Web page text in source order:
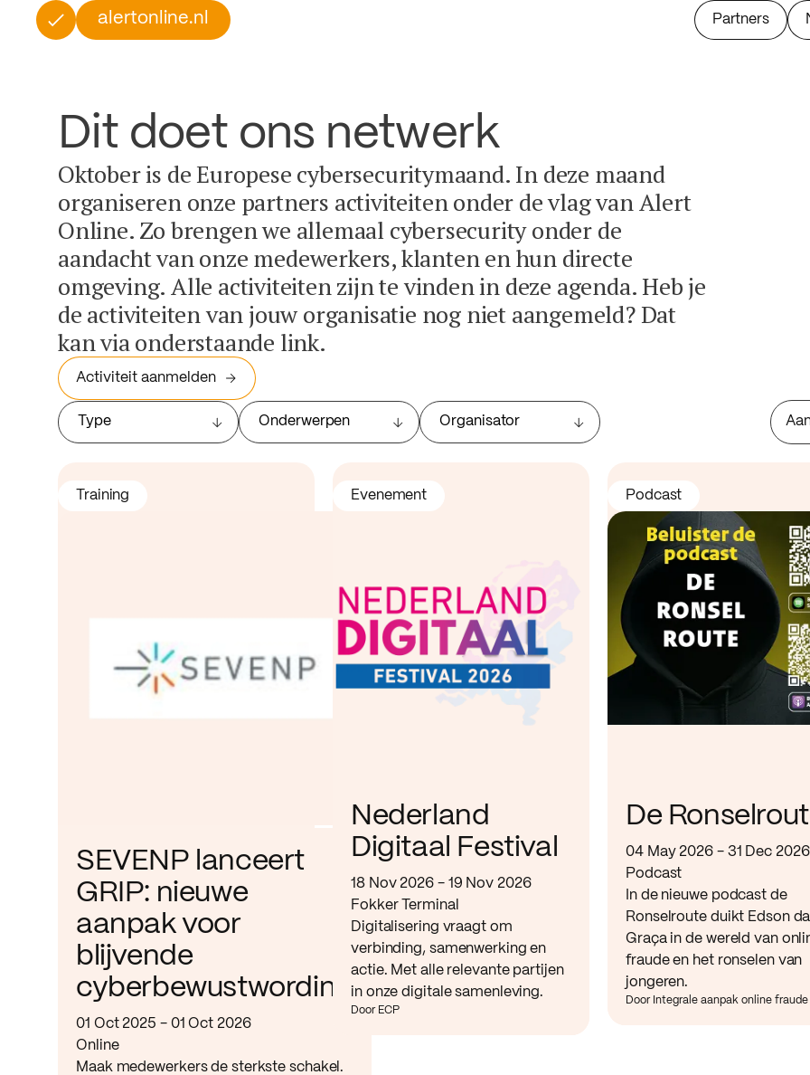
alertonline.nl Partners
Dit doet ons netwerk
Oktober is de Europese cybersecuritymaand. In deze maand
organiseren onze partners activiteiten onder de vlag van Alert
Online. Zo brengen we allemaal cybersecurity onder de
aandacht van onze medewerkers, klanten en hun directe
omgeving. Alle activiteiten zijn te vinden in deze agenda. Heb je
de activiteiten van jouw organisatie nog niet aangemeld? Dat
kan via onderstaande link.
Activiteit aanmelden
Type Onderwerpen Organisator
SEVENP lanceert
GRIP: nieuwe
aanpak voor
blijvende
cyberbewustwording
01 Oct 2025 - 01 Oct 2026
Online
Maak medewerkers de sterkste schakel.
Training
Nederland
Digitaal Festival
18 Nov 2026 - 19 Nov 2026
Fokker Terminal
Digitalisering vraagt om
verbinding, samenwerking en
actie. Met alle relevante partijen
in onze digitale samenleving.
Door ECP
Evenement
De
04 May 2026 - 31 Dec 2026
Podcast
In de nieuwe podcast de
Ronselroute duikt Edson da
Graça in de wereld van
fraude en het ronselen van
jongeren.
Door Integrale aanpak online fraude
Podcast